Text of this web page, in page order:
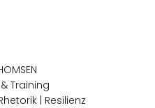
Training
| Resilienz